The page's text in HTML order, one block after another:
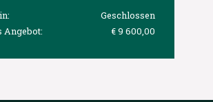
Geschlossen
Angebot:
€ 9 600,00